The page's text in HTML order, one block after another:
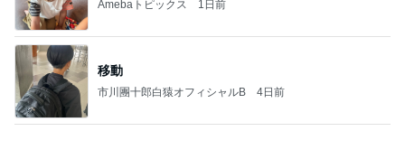
会社の先輩からいただいた頂き物